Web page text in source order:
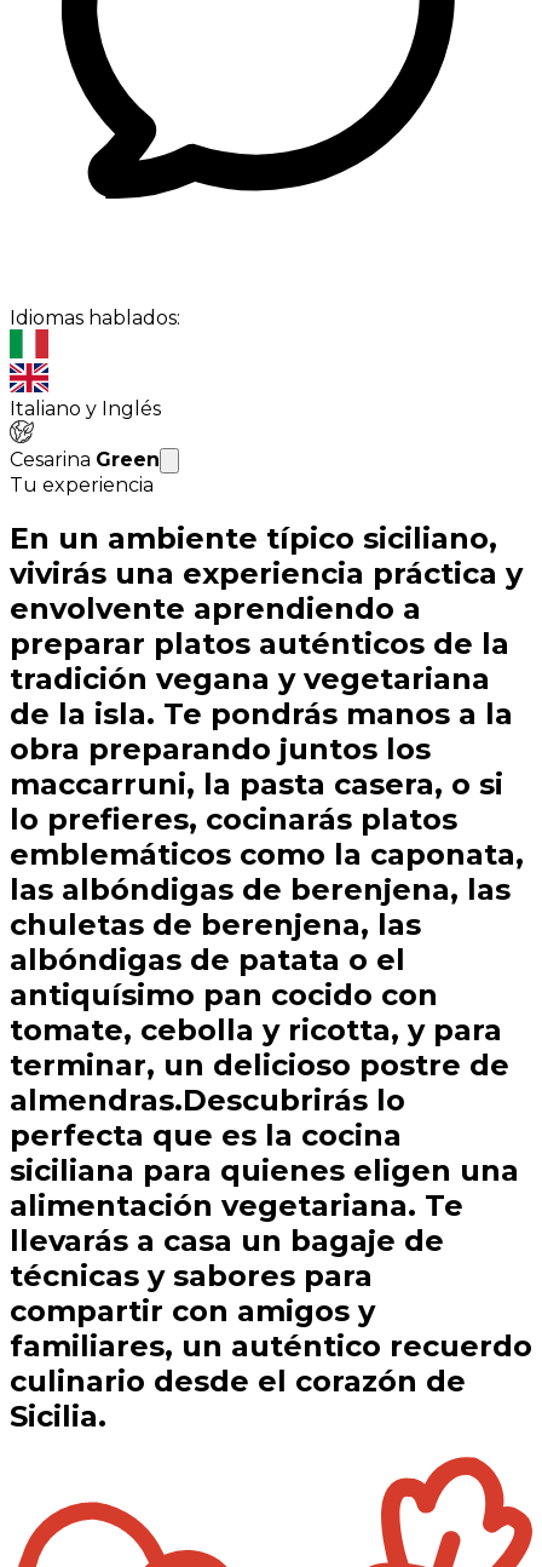
Idiomas hablados:
Italiano y Inglés
Cesarina Green
Tu experiencia
En un ambiente típico siciliano,
vivirás una experiencia práctica y
envolvente aprendiendo a
preparar platos auténticos de la
tradición vegana y vegetariana
de la isla. Te pondrás manos a la
obra preparando juntos los
maccarruni, la pasta casera, o si
lo prefieres, cocinarás platos
emblemáticos como la caponata,
las albóndigas de berenjena, las
chuletas de berenjena, las
albóndigas de patata o el
antiquísimo pan cocido con
tomate, cebolla y ricotta, y para
terminar, un delicioso postre de
almendras.Descubrirás lo
perfecta que es la cocina
siciliana para quienes eligen una
alimentación vegetariana. Te
llevarás a casa un bagaje de
técnicas y sabores para
compartir con amigos y
familiares, un auténtico recuerdo
culinario desde el corazón de
Sicilia.